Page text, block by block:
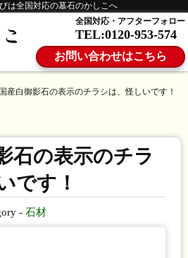
は全国対応の墓石のかしこへ
全国対応・アフターフォロー
TEL:0120-953-574
お問い合わせはこちら
産白御影石の表示のチラシは、怪しいです！
石の表示のチラ
です！
-石材